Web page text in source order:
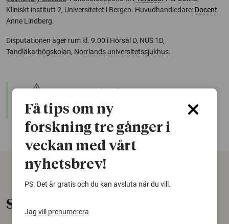
Kliniskt institutt 2, Universitetet i Bergen. Huvudhandledare: Docent
Anne Lindberg.
Disputationen äger rum kl. 9.00 i Hörsal D, NUS 1D,
Tandläkarhögskolan, Norrlands universitetssjukhus.
warning
nyare forskning om samma ämne. Använd gärna vår
sökfunktion!
Senaste nytt
Få tips om ny
forskning tre gånger i
veckan med vårt
nyhetsbrev!
PS. Det är gratis och du kan avsluta när du vill.
Jag vill prenumerera